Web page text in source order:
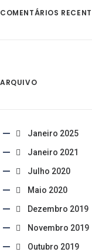
COMENTÁRIOS
ARQUIVO
Janeiro 2025
Janeiro 2021
Julho 2020
Maio 2020
Dezembro 2019
Novembro 2019
Outubro 2019